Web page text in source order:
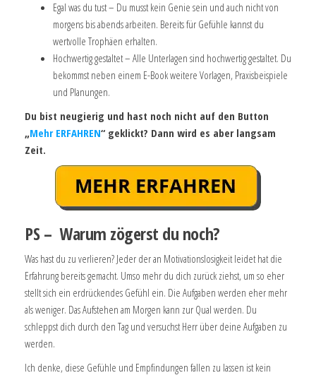
Egal was du tust – Du musst kein Genie sein und auch nicht von
morgens bis abends arbeiten. Bereits für Gefühle kannst du
wertvolle Trophäen erhalten.
Hochwertig gestaltet – Alle Unterlagen sind hochwertig gestaltet. Du
bekommst neben einem E-Book weitere Vorlagen, Praxisbeispiele
und Planungen.
Du bist neugierig und hast noch nicht auf den Button
„Mehr ERFAHREN“ geklickt? Dann wird es aber langsam
Zeit.
PS – Warum zögerst du noch?
Was hast du zu verlieren? Jeder der an Motivationslosigkeit leidet hat die
Erfahrung bereits gemacht. Umso mehr du dich zurück ziehst, um so eher
stellt sich ein erdrückendes Gefühl ein. Die Aufgaben werden eher mehr
als weniger. Das Aufstehen am Morgen kann zur Qual werden. Du
schleppst dich durch den Tag und versuchst Herr über deine Aufgaben zu
werden.
Ich denke, diese Gefühle und Empfindungen fallen zu lassen ist kein